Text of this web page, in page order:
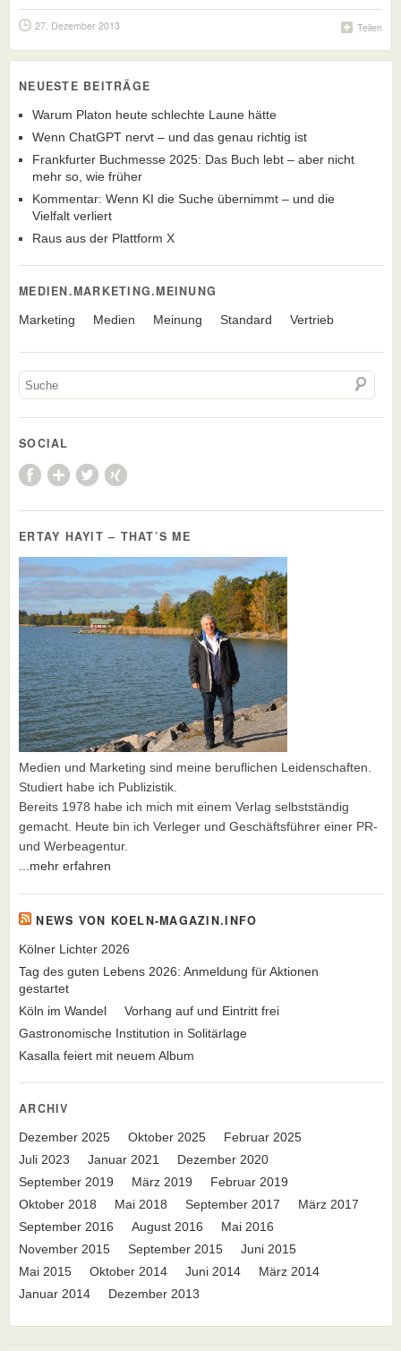
Teilen
27. Dezember 2013
NEUESTE BEITRÄGE
Warum Platon heute schlechte Laune hätte
Wenn ChatGPT nervt – und das genau richtig ist
Frankfurter Buchmesse 2025: Das Buch lebt – aber nicht
mehr so, wie früher
Kommentar: Wenn KI die Suche übernimmt – und die
Vielfalt verliert
Raus aus der Plattform X
MEDIEN.MARKETING.MEINUNG
Marketing Medien Meinung Standard Vertrieb
SOCIAL
ERTAY HAYIT – THAT’S ME
Medien und Marketing sind meine beruflichen Leidenschaften.
Studiert habe ich Publizistik.
Bereits 1978 habe ich mich mit einem Verlag selbstständig
gemacht. Heute bin ich Verleger und Geschäftsführer einer PR-
und Werbeagentur.
...mehr erfahren
NEWS VON KOELN-MAGAZIN.INFO
Kölner Lichter 2026
Tag des guten Lebens 2026: Anmeldung für Aktionen
gestartet
Köln im Wandel
Vorhang auf und Eintritt frei
Gastronomische Institution in Solitärlage
Kasalla feiert mit neuem Album
ARCHIV
Dezember 2025 Oktober 2025
Februar 2025
Juli 2023
Januar 2021
Dezember 2020
September 2019
März 2019
Februar 2019
Oktober 2018
Mai 2018 September 2017
März 2017
September 2016
August 2016
Mai 2016
November 2015
September 2015
Juni 2015
Mai 2015
Oktober 2014 Juni 2014
März 2014
Januar 2014
Dezember 2013